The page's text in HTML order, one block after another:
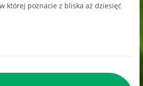
której poznacie z bliska aż dziesięć